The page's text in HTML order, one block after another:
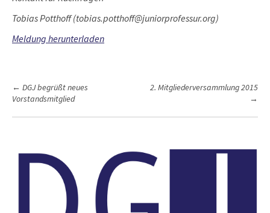
Tobias Potthoff (tobias.potthoff@juniorprofessur.org)
Meldung herunterladen
P
o
s
n
← DGJ begrüßt neues
Vorstandsmitglied
2. Mitgliederversammlung 2015
→